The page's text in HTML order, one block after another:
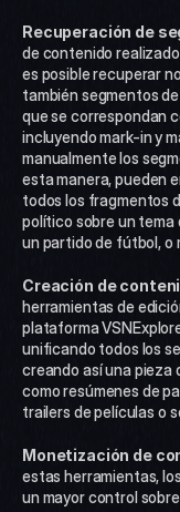
Recuperación de
de contenido
es posible recuperar
también segmentos
que se correspondan
incluyendo mark-in y
manualmente los
esta manera, pueden
todos los fragmentos
político sobre un tema
un partido de fútbol, o
Creación de
herramientas de
plataforma
unificando todos los
creando así una pieza
como resúmenes de
trailers de películas o
Monetización de
estas herramientas,
un mayor control